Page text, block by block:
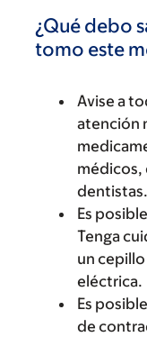
¿Qué debo
tomo este
Avise a
atención
médicos,
dentistas.
Es
Tenga
un
eléctrica.
Es
de